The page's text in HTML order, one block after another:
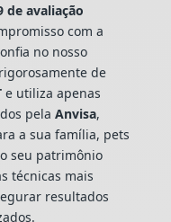
de avaliação
com a
no nosso
de
e utiliza apenas
pela Anvisa,
a sua família, pets
seu patrimônio
técnicas mais
resultados